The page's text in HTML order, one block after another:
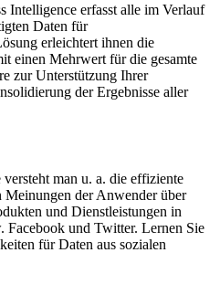
Intelligence erfasst alle im Verlauf
Daten für
erleichtert ihnen die
einen Mehrwert für die gesamte
zur Unterstützung Ihrer
der Ergebnisse aller
man u. a. die effiziente
der Anwender über
und Dienstleistungen in
Facebook und Twitter. Lernen Sie
für Daten aus sozialen